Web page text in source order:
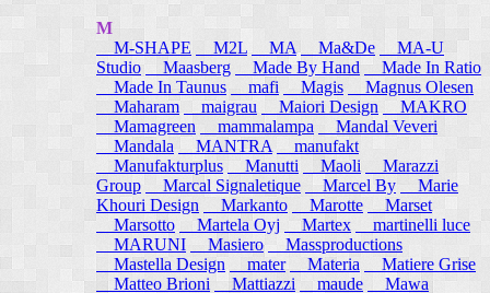
M
M-SHAPE
M2L MA Ma&De
MA-U
Studio
Maasberg Made By Hand
Made In Ratio
Made In Taunus
mafi Magis
Magnus Olesen
Maharam
maigrau Maiori Design
MAKRO
Mamagreen
mammalampa
Mandal Veveri
Mandala
MANTRA
manufakt
Manufakturplus
Manutti Maoli
Marazzi
Group
Marcal Signaletique Marcel By
Marie
Khouri Design
Markanto Marotte
Marset
Marsotto
Martela Oyj Martex
martinelli luce
MARUNI
Masiero
Massproductions
Mastella Design
mater Materia
Matiere Grise
Matteo Brioni
Mattiazzi maude
Mawa